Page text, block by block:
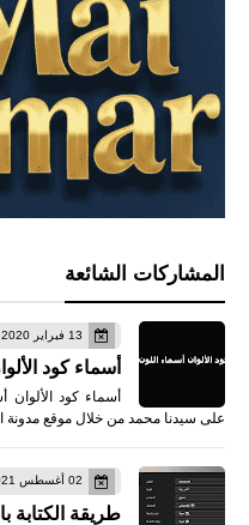
المشاركات الشائعة
13 فبراير 2020
أسماء كود
أسماء كود
على سيدنا محمد من خلال موقع
02 أغسطس 2021
طريقة